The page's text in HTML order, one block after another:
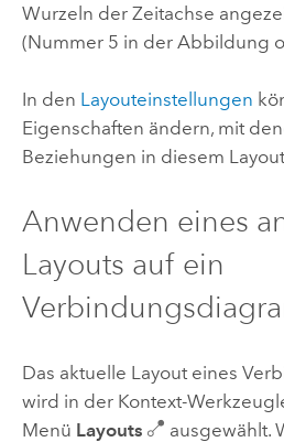
Wurzeln der Zeitachse
(Nummer 5 in der Abbildung
In den Layouteinstellungen
Eigenschaften ändern, mit
Beziehungen in diesem
Anwenden eines
Layouts auf ein
Das aktuelle Layout eines
wird in der Kontext-
Menü Layouts
ausgewählt.